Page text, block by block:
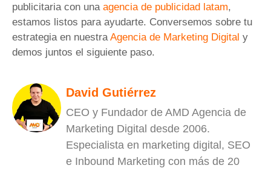
publicitaria con una agencia de publicidad latam,
estamos listos para ayudarte. Conversemos sobre tu
estrategia en nuestraAgencia de Marketing Digital y
demos juntos el siguiente paso.
David Gutiérrez
CEO y Fundador de AMD Agencia de
Marketing Digital desde 2006.
Especialista en marketing digital, SEO
e Inbound Marketing con más de 20